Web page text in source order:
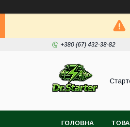
+380 (67) 432-38-82
ГОЛОВНА